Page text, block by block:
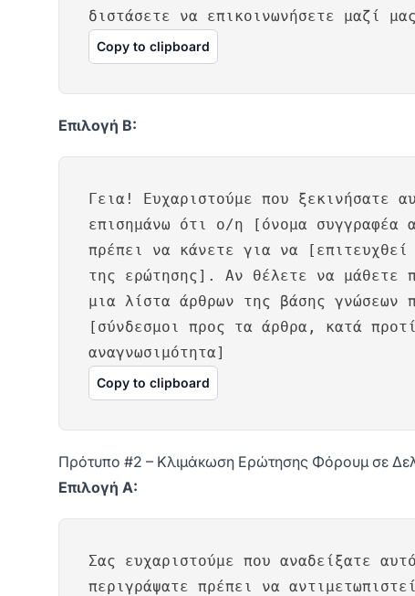
διστάσετε να επικοινωνήσετε μαζί
Copy to clipboard
Επιλογή Β:
Γεια! Ευχαριστούμε που ξεκινήσατε
επισημάνω ότι ο/η [όνομα συγγραφέα
πρέπει να κάνετε για να [επιτευχθεί
της ερώτησης]. Αν θέλετε να μάθετε
μια λίστα άρθρων της βάσης γνώσεων
[σύνδεσμοι προς τα άρθρα, κατά
αναγνωσιμότητα]
Copy to clipboard
Πρότυπο #2 – Κλιμάκωση Ερώτησης Φόρουμ σε
Επιλογή Α:
Σας ευχαριστούμε που αναδείξατε
περιγράψατε πρέπει να